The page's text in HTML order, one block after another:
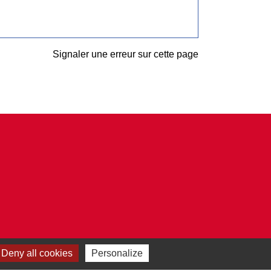
Signaler une erreur sur cette page
all cookies Personalize